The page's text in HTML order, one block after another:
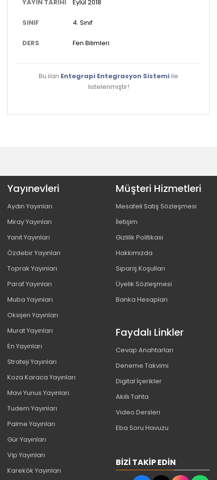
YAYIN TARIHI Eylül 2018
SINIF 4. Sınıf
DERS Fen Bilimleri
Bu ilan Entegrapi Entegrasyon Sistemiile
listelenmiştir!
Yayınevleri
Aydın Yayınları
Miray Yayınları
Yanıt Yayınları
Özdebir Yayınları
Toprak Yayınları
Paraf Yayınları
Muba Yayınları
Oksijen Yayınları
Murat Yayınları
En Yayınları
Strateji Yayınları
Koza Karaca Yayınları
Mavi Yunus Yayınları
Tudem Yayınları
Palme Yayınları
Gür Yayınları
Vip Yayınları
Karekök Yayınları
Müşteri Hizmetleri
Mesafeli Satış Sözleşmesi
İletişim
Gizlilik Politikası
Hakkımızda
Sipariş Koşulları
Üyelik Sözleşmesi
Banka Hesapları
Faydalı Linkler
Cevap Anahtarları
Deneme Takvimi
Digital İçerikler
Akıllı Tahta
Video Dersleri
Eba Soru Havuzu
BIZI TAKIP EDIN